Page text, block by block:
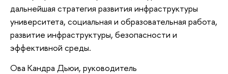
дальнейшая стратегия развития инфраструктуры
университета, социальная и образовательная работа,
развитие инфраструктуры, безопасности и
эффективной среды.
Ова Кандра Дьюи, руководитель